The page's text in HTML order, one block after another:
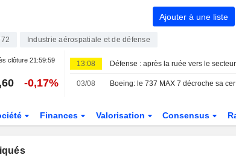
Ajouter à une liste
Industrie aérospatiale et de défense
clôture21:59:59
-0,17%
13:08
03/08
Finances Valorisation Consensus